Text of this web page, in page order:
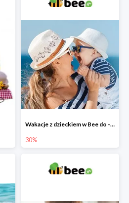
Wakacje z dzieckiem w Bee do -30%
30%